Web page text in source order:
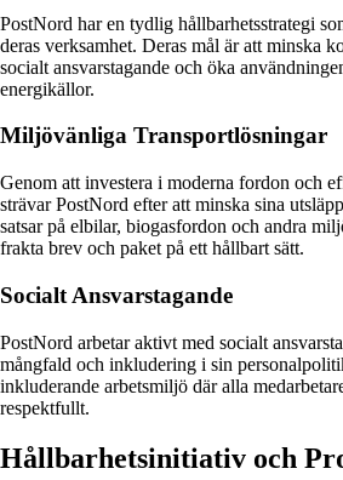
PostNord har en tydlig hållbarhetsstrategi
deras verksamhet. Deras mål är att minska
socialt ansvarstagande och öka
energikällor.
Miljövänliga Transportlösningar
Genom att investera i moderna fordon och
strävar PostNord efter att minska sina
satsar på elbilar, biogasfordon och andra
frakta brev och paket på ett hållbart sätt.
Socialt Ansvarstagande
PostNord arbetar aktivt med socialt
mångfald och inkludering i sin
inkluderande arbetsmiljö där alla
respektfullt.
Hållbarhetsinitiativ och